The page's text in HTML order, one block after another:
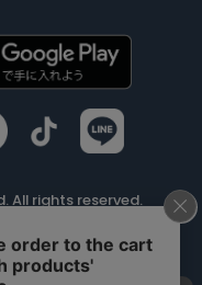
All rights reserved.